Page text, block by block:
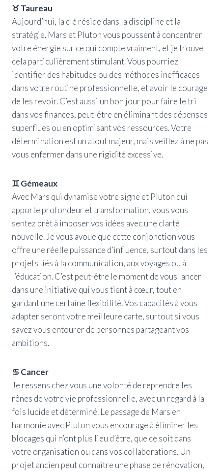
♉ Taureau
Aujourd’hui, la clé réside dans la discipline et la
stratégie. Mars et Pluton vous poussent à concentrer
votre énergie sur ce qui compte vraiment, et je trouve
cela particulièrement stimulant. Vous pourriez
identifier des habitudes ou des méthodes inefficaces
dans votre routine professionnelle, et avoir le courage
de les revoir. C’est aussi un bon jour pour faire le tri
dans vos finances, peut-être en éliminant des dépenses
superflues ou en optimisant vos ressources. Votre
détermination est un atout majeur, mais veillez à ne pas
vous enfermer dans une rigidité excessive.
♊ Gémeaux
Avec Mars qui dynamise votre signe et Pluton qui
apporte profondeur et transformation, vous vous
sentez prêt à imposer vos idées avec une clarté
nouvelle. Je vous avoue que cette conjonction vous
offre une réelle puissance d’influence, surtout dans les
projets liés à la communication, aux voyages ou à
l’éducation. C’est peut-être le moment de vous lancer
dans une initiative qui vous tient à cœur, tout en
gardant une certaine flexibilité. Vos capacités à vous
adapter seront votre meilleure carte, surtout si vous
savez vous entourer de personnes partageant vos
ambitions.
♋ Cancer
Je ressens chez vous une volonté de reprendre les
rênes de votre vie professionnelle, avec un regard à la
fois lucide et déterminé. Le passage de Mars en
harmonie avec Pluton vous encourage à éliminer les
blocages qui n’ont plus lieu d’être, que ce soit dans
votre organisation ou dans vos collaborations. Un
projet ancien peut connaître une phase de rénovation,